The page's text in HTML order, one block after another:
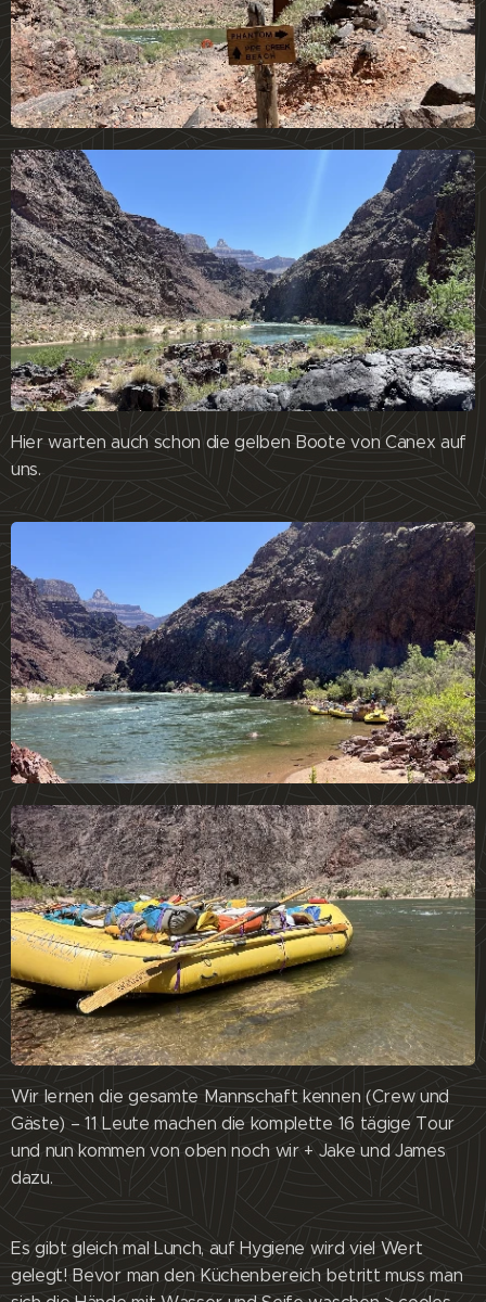
Hier warten auch schon die gelben Boote von Canex auf
uns.
Wir lernen die gesamte Mannschaft kennen (Crew und
Gäste) – 11 Leute machen die komplette 16 tägige Tour
und nun kommen von oben noch wir + Jake und James
dazu.
Es gibt gleich mal Lunch, auf Hygiene wird viel Wert
gelegt! Bevor man den Küchenbereich betritt muss man